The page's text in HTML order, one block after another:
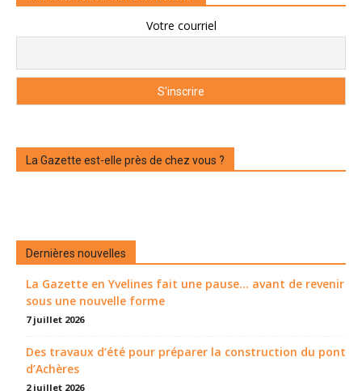
Votre courriel
La Gazette est-elle près de chez vous ?
Dernières nouvelles
La Gazette en Yvelines fait une pause... avant de revenir
sous une nouvelle forme
7 juillet 2026
Des travaux d’été pour préparer la construction du pont
d’Achères
2 juillet 2026